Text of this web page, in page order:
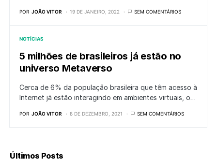
POR JOÃO VITOR 19 DE JANEIRO, 2022 SEM COMENTÁRIOS
NOTÍCIAS
5 milhões de brasileiros já estão no
universo Metaverso
Cerca de 6% da população brasileira que têm acesso à
Internet já estão interagindo em ambientes virtuais, o…
POR JOÃO VITOR 8 DE DEZEMBRO, 2021 SEM COMENTÁRIOS
Últimos Posts